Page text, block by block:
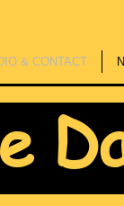
& CONTACT